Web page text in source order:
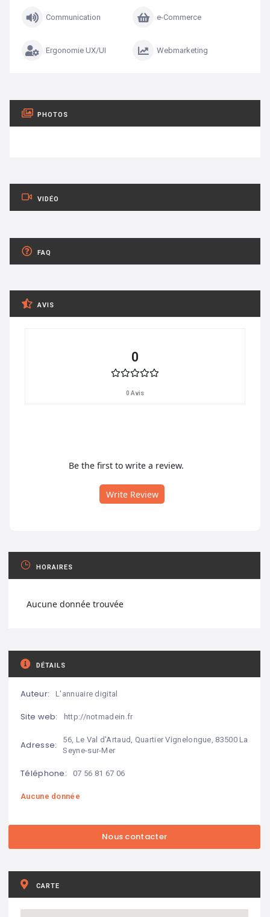
Communication e-Commerce
Ergonomie UX/UI Webmarketing
PHOTOS
VIDÉO
FAQ
AVIS
0
0 Avis
Be the first to write a review.
Write Review
HORAIRES
Aucune donnée trouvée
DÉTAILS
Auteur: L'annuaire digital
Site web: http://notmadein.fr
Adresse:
56, Le Val d'Artaud, Quartier Vignelongue, 83500 La
Seyne-sur-Mer
Téléphone: 07 56 81 67 06
Aucune donnée
CARTE